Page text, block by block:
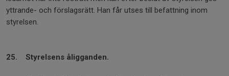
yttrande- och förslagsrätt. Han får utses till befattning inom
styrelsen.
25. Styrelsens åligganden.